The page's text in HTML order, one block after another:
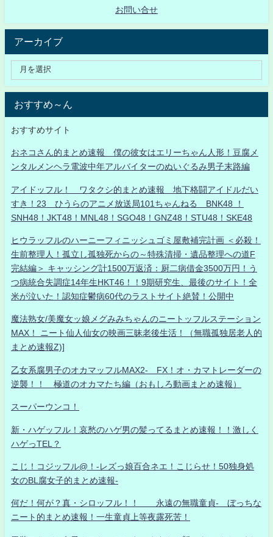
お問い合せ
アーカイブ
おすすめ～ん
おすすめサイト
おネコさん的まとめ速報 僕の彼女はエリーちゃん人形！豆腐メ
ンタルメンヘラ電波中年アルバイターのぬいぐるみ男子末路編
アイドッフル！ ワタクシ的まとめ速報 地下格闘アイドルだい
すき！23 ひうらのアニメ放送局101ちゃんねる BNK48 ！
SNH48！JKT48！MNL48！SGO48！GNZ48！STU48！SKE48
ヒウラッフルのハーニーフィニッシュゴミ屋敷補完計画 ＜必殺！
生前整理人！孤立し孤独死からの～特殊清掃・遺品整理への道F
完結編＞ キャッシング計1500万返済：厨二病借金3500万円！う
つ病統合失調症14年生HKT46！！9期研究生、最後のサイト！全
米が泣いた！認知症鬱病60代のラストサイト絶賛！公開中
魔法熟女/美魔女ッ娘メグみみちゃんのニートッフルステーション
MAX！ ニート仙人仙女の映画三昧老後生活！（無職孤独居老人的
まとめ速報Z)]
乙女系腐男子のオカマッフルMAX2- FX！オ・カマトレーダーの
逆襲！！ 極道のオカマたち編（おもしろ動画まとめ速報）
スーパーウンコ！
新・ハゲッフル！哀愁のハゲ男の髪ってるまとめ速報！！激しく
ハゲっTEL？
こじ！コジッフル@！-レズっ娘百合ネエ！こじらせ！50独身処
女のBL腐女子的まとめ速報-
何だ！何が？真・シロッフル！！ 永遠の無職童貞- ぼっちな
ニート的まとめ速報！一生童貞上等夜露死苦！